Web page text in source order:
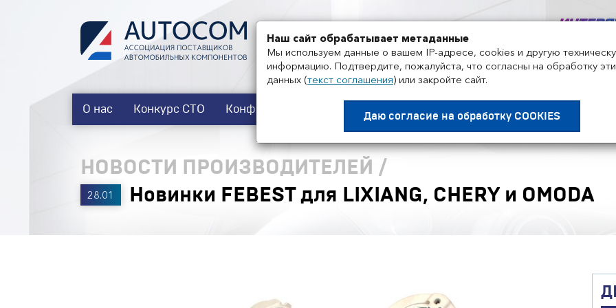
+7 495 858-52-99
О нас Конкурс СТО Конференции
НОВОСТИ ПРОИЗВОДИТЕЛЕЙ /
28.01 Новинки FEBEST для LIXIANG, CHERY и OMODA
Наш сайт обрабатывает метаданные
Мы используем данные о вашем IP-адресе, cookies и другую
информацию. Подтвердите, пожалуйста, что согласны на обработку
данных (текст соглашения) или закройте сайт.
Даю согласие на обработку COOKIES